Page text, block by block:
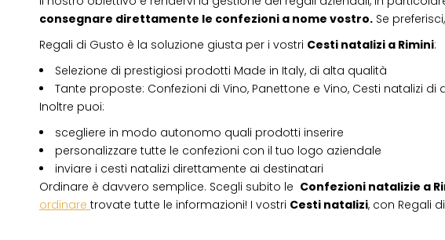
consegnare direttamente le confezioni a nome vostro. Se
Regali di Gusto è la soluzione giusta per i vostri Cesti natalizi a Rimini:
Selezione di prestigiosi prodotti Made in Italy, di alta qualità
Tante proposte: Confezioni di Vino, Panettone e Vino, Cesti natalizi di
Inoltre puoi:
scegliere in modo autonomo quali prodotti inserire
personalizzare tutte le confezioni con il tuo logo aziendale
inviare i cesti natalizi direttamente ai destinatari
Ordinare è davvero semplice. Scegli subito le Confezioni natalizie a
ordinare trovate tutte le informazioni! I vostri Cesti natalizi, con Regali